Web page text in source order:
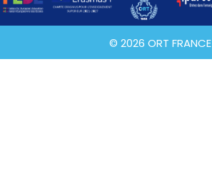
© 2026 ORT FRANCE